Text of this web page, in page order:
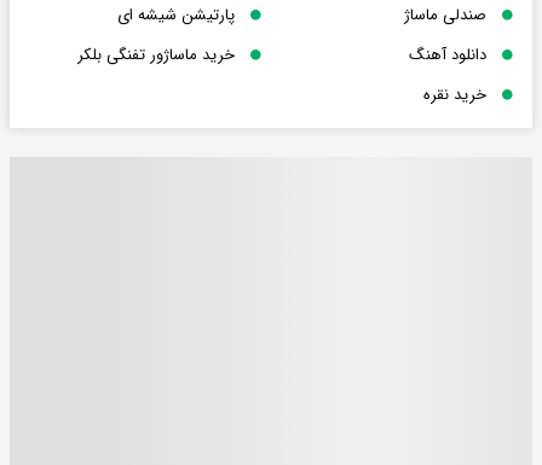
صندلی ماساژ
پارتیشن شیشه ای
دانلود آهنگ
خرید ماساژور تفنگی بلکر
خرید نقره